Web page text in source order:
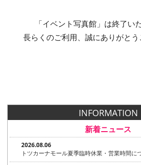
「イベント写真館」は終了い
長らくのご利用、誠にありがとう
INFORMATION
新着ニュース
2026.08.06
トツカーナモール夏季臨時休業・営業時間に